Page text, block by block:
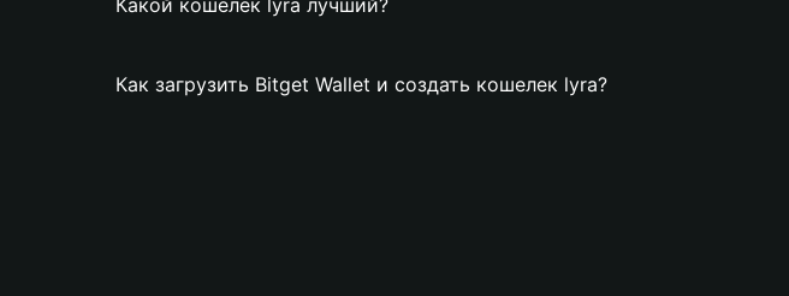
Какой кошелек lyra лучший?
Как загрузить Bitget Wallet и создать кошелек lyra?